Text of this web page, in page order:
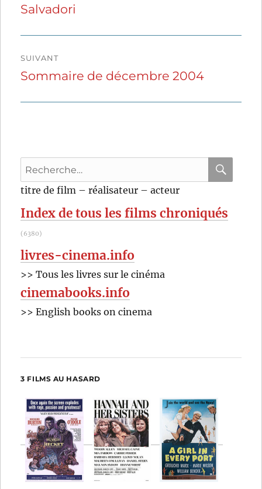
l’article
précédente :
Salvadori
SUIVANT
Publication
Sommaire de décembre 2004
Recherche
pour
:
titre de film – réalisateur – acteur
Index de tous les films chroniqués
(6380)
livres-cinema.info
>> Tous les livres sur le cinéma
cinemabooks.info
>> English books on cinema
3 FILMS AU HASARD